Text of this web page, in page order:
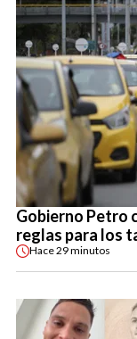
Gobierno Petro
reglas para los
Hace29 minutos